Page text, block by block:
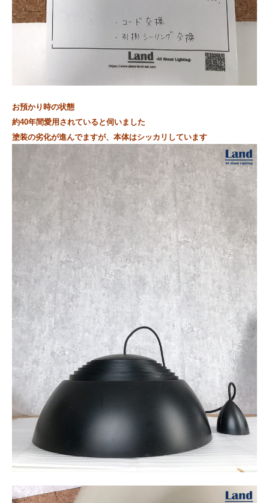
お預かり時の状態
約40年間愛用されていると伺いました
塗装の劣化が進んでますが、本体はシッカリしています